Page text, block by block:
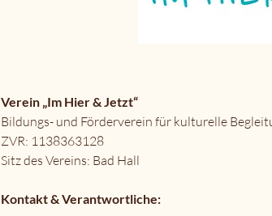
Verein „Im Hier & Jetzt“
Bildungs- und Förderverein für kulturelle
ZVR: 1138363128
Sitz des Vereins: Bad Hall
Kontakt & Verantwortliche: